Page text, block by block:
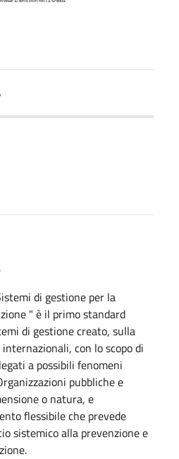
di gestione per la
" è il primo standard
di gestione creato, sulla
con lo scopo di
a possibili fenomeni
pubbliche e
o natura, e
flessibile che prevede
sistemico alla prevenzione e